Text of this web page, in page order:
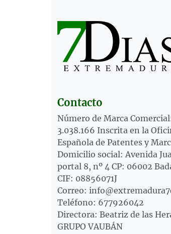
Contacto
Número de Marca
3.038.166 Inscrita en la
Española de Patentes y
Domicilio social: Avenida
portal 8, nº 4 CP: 06002
CIF: 08856071J
Correo:
Teléfono: 677926042
Directora: Beatriz de las
GRUPO VAUBÁN